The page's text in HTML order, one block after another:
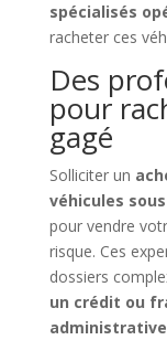
spécialisés
racheter ces
Des
pour
gagé
Solliciter un
véhicules
pour vendre
risque. Ces
dossiers
un crédit ou
administrative